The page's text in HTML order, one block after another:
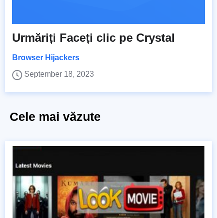
Urmăriți Faceți clic pe Crystal
Browser Hijackers
September 18, 2023
Cele mai văzute